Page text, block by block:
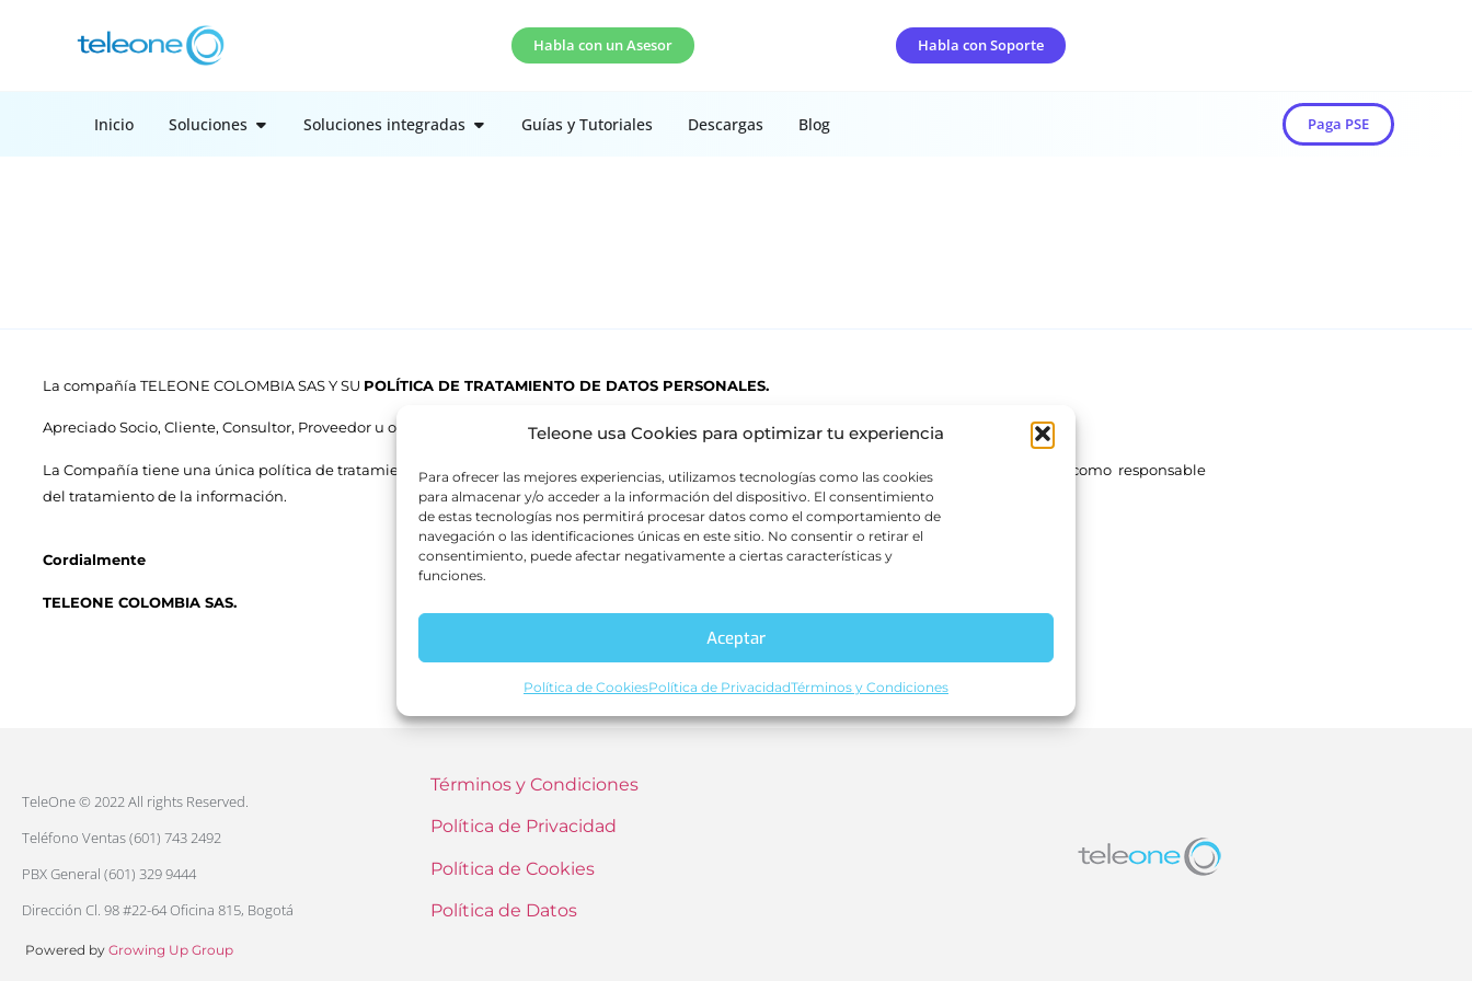
Teleone usa Cookies para optimizar tu experiencia
Para ofrecer las mejores experiencias, utilizamos tecnologías como las cookies
para almacenar y/o acceder a la información del dispositivo. El consentimiento
de estas tecnologías nos permitirá procesar datos como el comportamiento de
navegación o las identificaciones únicas en este sitio. No consentir o retirar el
consentimiento, puede afectar negativamente a ciertas características y
funciones.
Aceptar
Política de CookiesPolítica de PrivacidadTérminos y Condiciones
Habla con un Asesor Habla con Soporte
Inicio Soluciones Soluciones integradas Guías y Tutoriales Descargas Blog Paga PSE
La compañía TELEONE COLOMBIA SAS Y SU POLÍTICA DE TRATAMIENTO DE DATOS PERSONALES.
Apreciado Socio, Cliente, Consultor, Proveedor u otros
La Compañía tiene una única política de tratamiento de información para los datos personales registrados en todas las bases de datos que tiene como responsable
del tratamiento de la información.
Cordialmente
TELEONE COLOMBIA SAS.
TeleOne © 2022 All rights Reserved.
Teléfono Ventas (601) 743 2492
PBX General (601) 329 9444
Dirección Cl. 98 #22-64 Oficina 815, Bogotá
Términos y Condiciones
Política de Privacidad
Política de Cookies
Política de Datos
Powered by Growing Up Group